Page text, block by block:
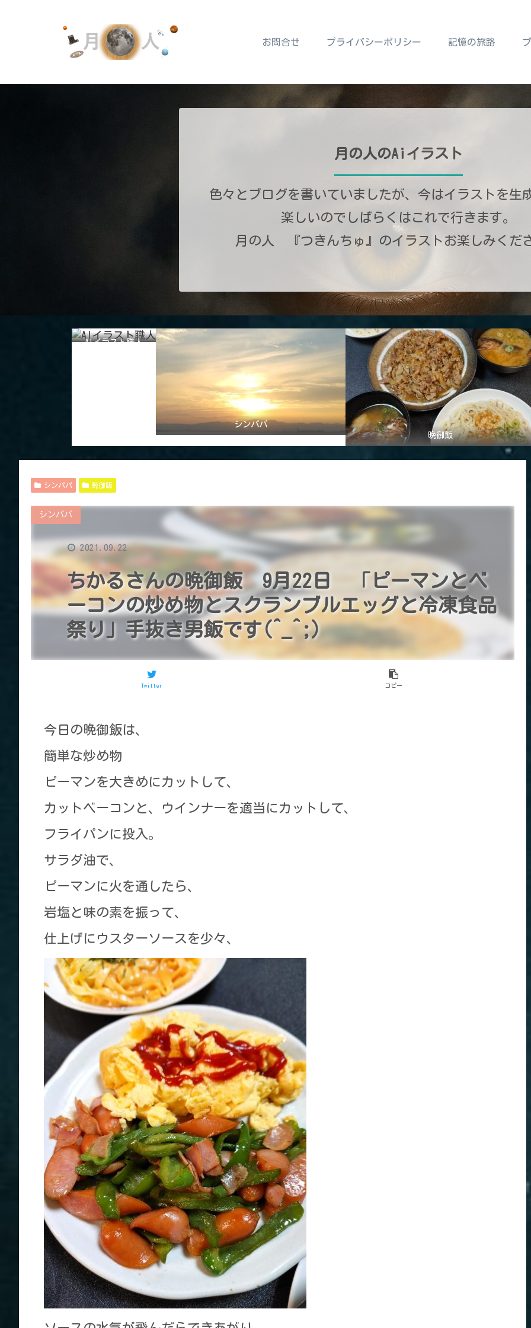
お問合せ プライバシーポリシー 記憶の旅路
月の人のAiイラスト
色々とブログを書いていましたが、今はイラストを生
楽しいのでしばらくはこれで行きます。
月の人 『つきんちゅ』のイラストお楽しみくだ
AIイラスト職人
シンパパ
晩御飯
シンパパ 晩御飯
ちかるさんの晩御飯 9月22日 「ピーマンとベ
ーコンの炒め物とスクランブルエッグと冷凍食品
祭り」手抜き男飯です(^_^;)
シンパパ
Twitter コピー
2021.09.22
今日の晩御飯は、
簡単な炒め物
ピーマンを大きめにカットして、
カットベーコンと、ウインナーを適当にカットして、
フライパンに投入。
サラダ油で、
ピーマンに火を通したら、
岩塩と味の素を振って、
仕上げにウスターソースを少々、